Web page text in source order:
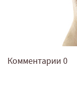
Комментарии 0